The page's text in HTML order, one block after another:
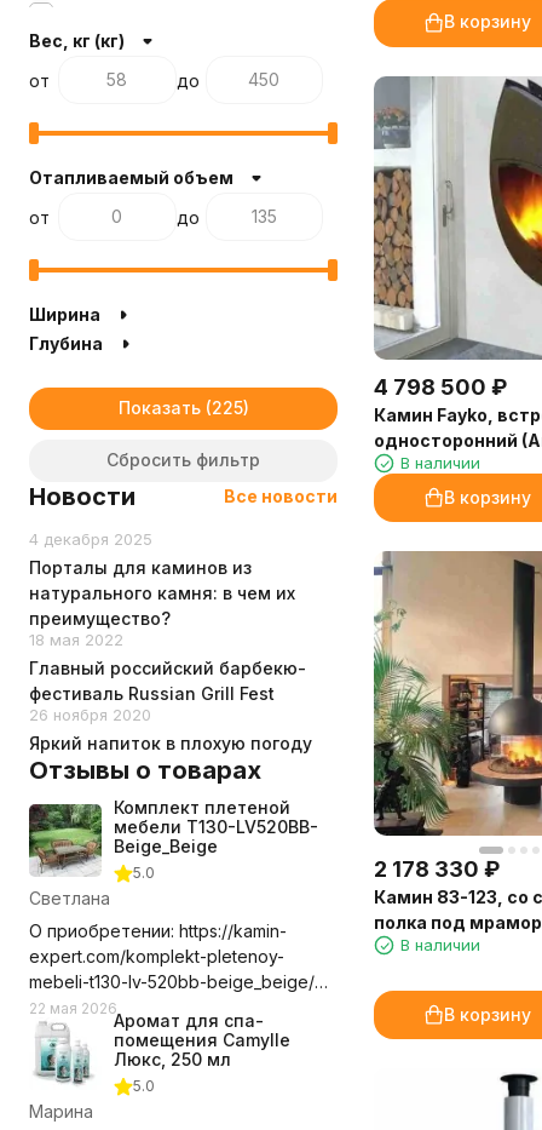
В корзину
4 798 500 ₽
Камин Fayko,
односторонний
В наличии
В корзину
2 178 330 ₽
Камин 83-123, со
полка под
(Traforart)
В наличии
В корзину
ЭКОКАМИН (Россия)
Вес, кг (кг)
от
до
Отапливаемый объем
от
до
Ширина
Глубина
Показать
Сбросить фильтр
Новости Все новости
4 декабря 2025
Порталы для каминов из
натурального камня: в чем их
преимущество?
18 мая 2022
Главный российский барбекю-
фестиваль Russian Grill Fest
26 ноября 2020
Яркий напиток в плохую погоду
Отзывы о товарах
Комплект плетеной
мебели T130-LV520BB-
Beige_Beige
5.0
Светлана
О приобретении: https://kamin-
expert.com/komplekt-pletenoy-
mebeli-t130-lv-520bb-beige_beige/
Долго выбирала где приобрести
этот комплект мебели, сравнивала
цены с учетом доставки. Выбор
компании оказался правильным.
Доставили в срок, удобное для нас
22 мая 2026
Аромат для спа-
помещения Camylle
Люкс, 250 мл
5.0
Марина